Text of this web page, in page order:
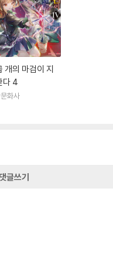
개의 마검이 지
다 4
화사
글쓰기